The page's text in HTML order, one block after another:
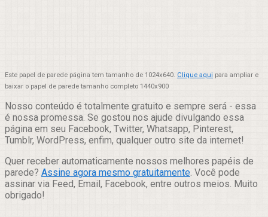
Este papel de parede página tem tamanho de 1024x640. Clique aqui para ampliar e
baixar o papel de parede tamanho completo 1440x900
Nosso conteúdo é totalmente gratuito e sempre será - essa
é nossa promessa. Se gostou nos ajude divulgando essa
página em seu Facebook, Twitter, Whatsapp, Pinterest,
Tumblr, WordPress, enfim, qualquer outro site da internet!
Quer receber automaticamente nossos melhores papéis de
parede? Assine agora mesmo gratuitamente. Você pode
assinar via Feed, Email, Facebook, entre outros meios. Muito
obrigado!